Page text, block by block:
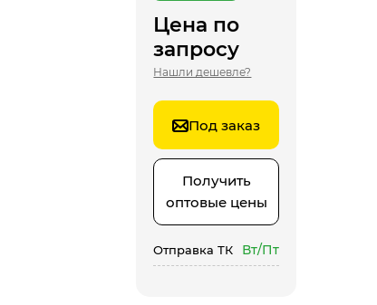
Цена по
запросу
Нашли дешевле?
Под заказ
Получить
оптовые цены
Отправка ТК Вт/Пт